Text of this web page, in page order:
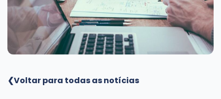
In
Company
❮Voltar para todas as notícias